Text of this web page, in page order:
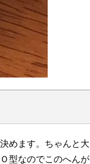
めます。ちゃんと大
型なのでこのへんが